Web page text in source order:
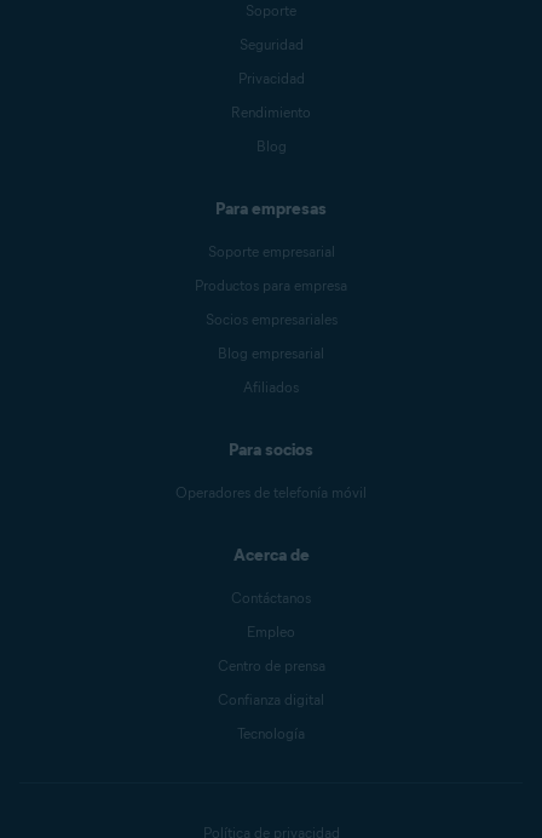
Soporte
Seguridad
Privacidad
Rendimiento
Blog
Para empresas
Soporte empresarial
Productos para empresa
Socios empresariales
Blog empresarial
Afiliados
Para socios
Operadores de telefonía móvil
Acerca de
Contáctanos
Empleo
Centro de prensa
Confianza digital
Tecnología
Política de privacidad